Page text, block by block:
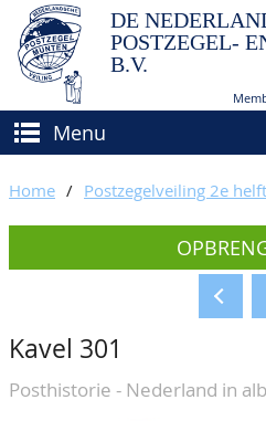
DE
POSTZEGEL-
B.V.
Menu
(VER)KOPEN
Hoe verkopen?
Voorwaarden
BIEDEN
CATALOGI/OPBRENGSTEN
KEURINGSDIENST
Home / Postzegelveiling 2e
Kavel 301
Posthistorie - Nederland in